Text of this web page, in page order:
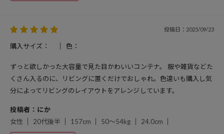
投稿日：2025/09/23
購入サイズ： 色：
ずっと欲しかった大容量で見た目かわいいコンテナ。 服や雑貨などた
くさん入るのに、リビングに置くだけでおしゃれ。色違いも購入し気
分によってリビングのレイアウトをアレンジしています。
投稿者：にか
女性
20代後半 157cm 50～54kg 24.0cm